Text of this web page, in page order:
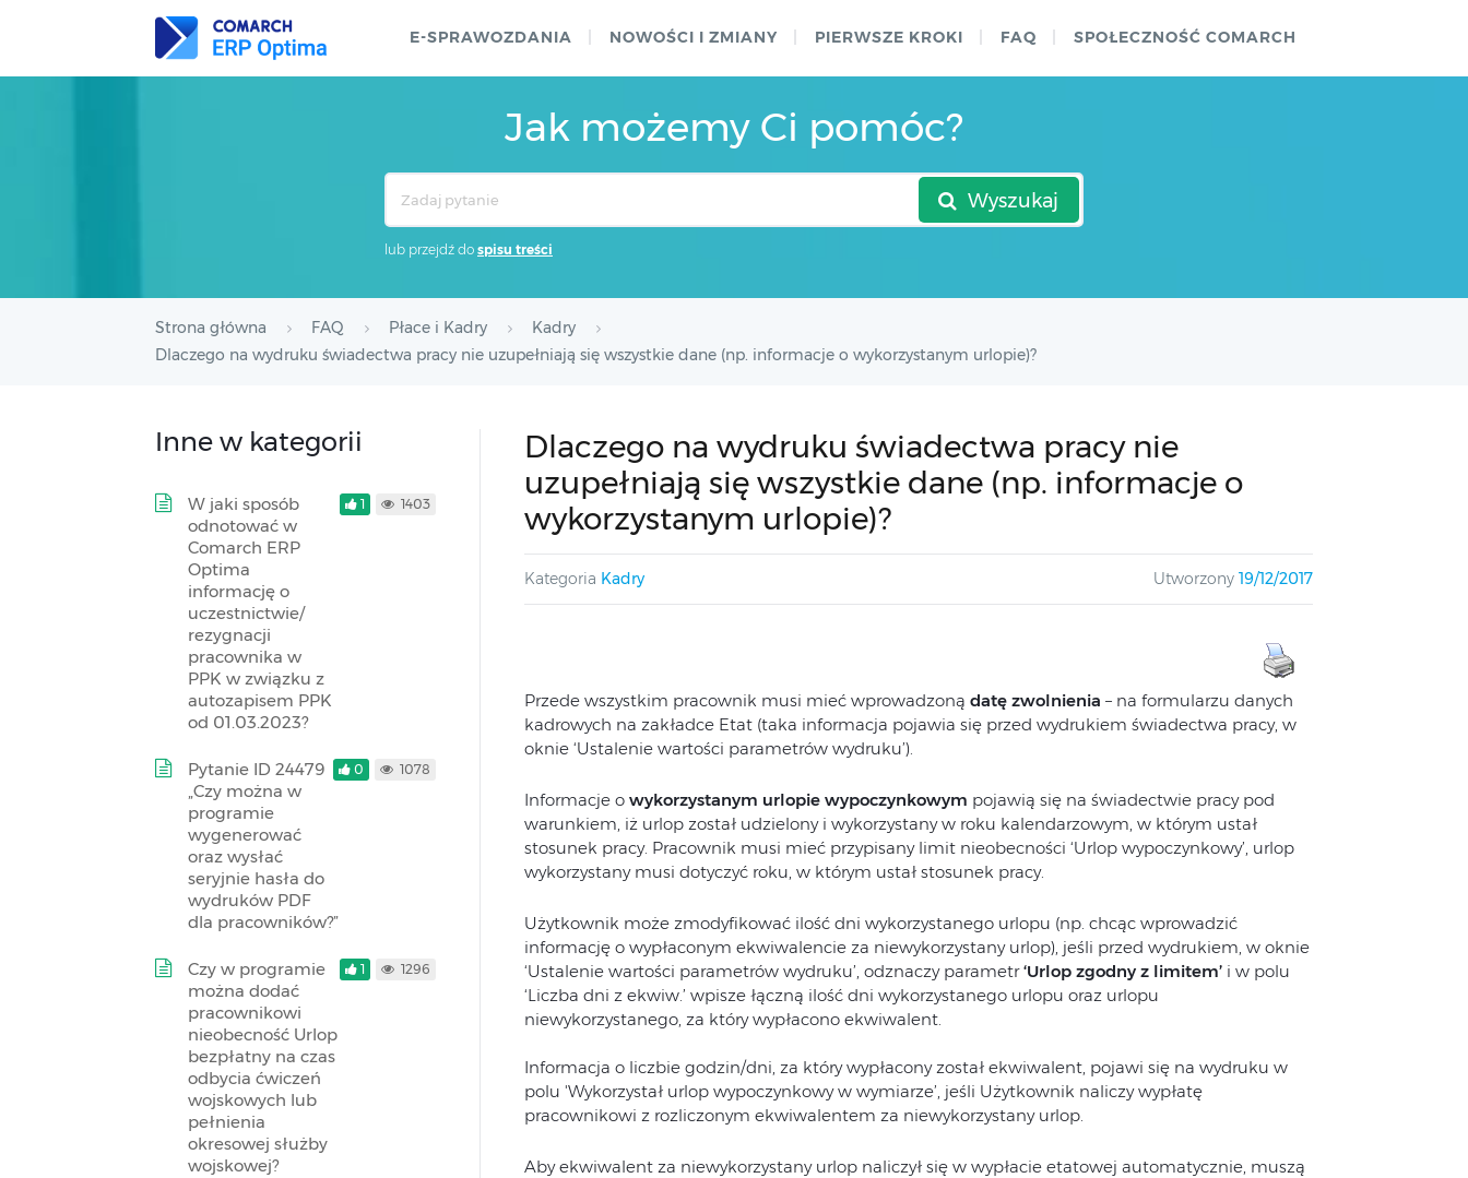
E-SPRAWOZDANIA NOWOŚCI I ZMIANY PIERWSZE KROKI FAQ SPOŁECZNOŚĆ COMARCH
Jak możemy Ci pomóc?
Wyszukaj
lub przejdź do spisu treści
Strona główna FAQ Płace i Kadry
Kadry
Dlaczego na wydruku świadectwa pracy nie uzupełniają się wszystkie dane (np. informacje o wykorzystanym urlopie)?
Dlaczego na wydruku świadectwa pracy nie
uzupełniają się wszystkie dane (np. informacje o
wykorzystanym urlopie)?
Kategoria Kadry Utworzony 19/12/2017
Przede wszystkim pracownik musi mieć wprowadzoną datę zwolnienia – na formularzu danych
kadrowych na zakładce Etat (taka informacja pojawia się przed wydrukiem świadectwa pracy, w
oknie ‘Ustalenie wartości parametrów wydruku’).
Informacje o wykorzystanym urlopie wypoczynkowym pojawią się na świadectwie pracy pod
warunkiem, iż urlop został udzielony i wykorzystany w roku kalendarzowym, w którym ustał
stosunek pracy. Pracownik musi mieć przypisany limit nieobecności ‘Urlop wypoczynkowy’, urlop
wykorzystany musi dotyczyć roku, w którym ustał stosunek pracy.
Użytkownik może zmodyfikować ilość dni wykorzystanego urlopu (np. chcąc wprowadzić
informację o wypłaconym ekwiwalencie za niewykorzystany urlop), jeśli przed wydrukiem, w oknie
‘Ustalenie wartości parametrów wydruku’, odznaczy parametr‘Urlop zgodny z limitem’i w polu
‘Liczba dni z ekwiw.’ wpisze łączną ilość dni wykorzystanego urlopu oraz urlopu
niewykorzystanego, za który wypłacono ekwiwalent.
Informacja o liczbie godzin/dni, za który wypłacony został ekwiwalent, pojawi się na wydruku w
polu 'Wykorzystał urlop wypoczynkowy w wymiarze’, jeśli Użytkownik naliczy wypłatę
pracownikowi z rozliczonym ekwiwalentem za niewykorzystany urlop.
Aby ekwiwalent za niewykorzystany urlop naliczył się w wypłacie etatowej automatycznie, muszą
Inne w kategorii
W jaki sposób
odnotować w
Comarch ERP
Optima
informację o
uczestnictwie/
rezygnacji
pracownika w
PPK w związku z
autozapisem PPK
od 01.03.2023?
1 1403
Pytanie ID 24479
„Czy można w
programie
wygenerować
oraz wysłać
seryjnie hasła do
wydruków PDF
dla pracowników?”
0 1078
Czy w programie
można dodać
pracownikowi
nieobecność Urlop
bezpłatny na czas
odbycia ćwiczeń
wojskowych lub
pełnienia
okresowej służby
wojskowej?
1 1296